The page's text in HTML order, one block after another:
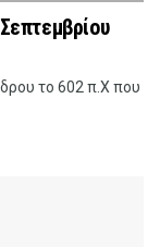
το 602 π.Χ που